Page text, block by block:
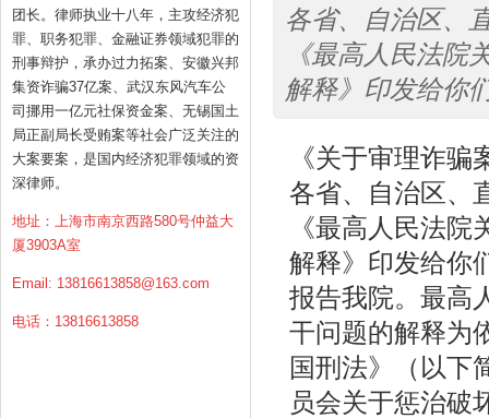
团长。律师执业十八年，主攻经济犯
罪、职务犯罪、金融证券领域犯罪的
刑事辩护，承办过力拓案、安徽兴邦
集资诈骗37亿案、武汉东风汽车公
司挪用一亿元社保资金案、无锡国土
局正副局长受贿案等社会广泛关注的
大案要案，是国内经济犯罪领域的资
深律师。
地址：上海市南京西路580号仲益大
厦3903A室
Email: 13816613858@163.com
电话：13816613858
各省、自治区、
《最高人民法院
解释》印发给你
《关于审理诈
各省、自治区、
《最高人民法
解释》印发给你
报告我院。最高
干问题的解释为
国刑法》（以下
员会关于惩治破